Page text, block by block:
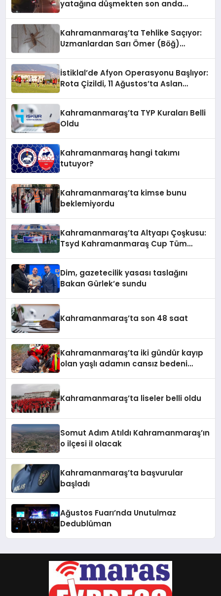
yatağına düşmekten son anda
Kahramanmaraş’ta Tehlike Saçıyor:
Uzmanlardan Sarı Ömer (Böğ)
İstiklal’de Afyon Operasyonu Başlıyor:
Rota Çizildi, 11 Ağustos’ta Aslan
Kahramanmaraş’ta TYP Kuraları Belli
Oldu
Kahramanmaraş hangi takımı
tutuyor?
Kahramanmaraş’ta kimse bunu
beklemiyordu
Kahramanmaraş’ta Altyapı Çoşkusu:
Tsyd Kahramanmaraş Cup Tüm
Dim, gazetecilik yasası taslağını
Bakan Gürlek’e sundu
Kahramanmaraş’ta son 48 saat
Kahramanmaraş’ta iki gündür kayıp
olan yaşlı adamın cansız bedeni
Kahramanmaraş’ta liseler belli oldu
Somut Adım Atıldı Kahramanmaraş’ın
o ilçesi il olacak
Kahramanmaraş’ta başvurular
başladı
Ağustos Fuarı’nda Unutulmaz
Dedublüman